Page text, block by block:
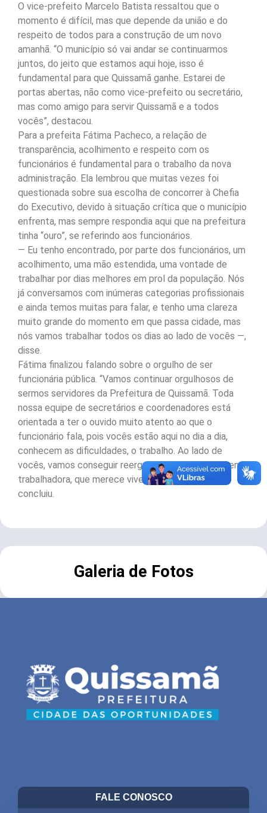
O vice-prefeito Marcelo Batista ressaltou que o
momento é difícil, mas que depende da união e do
respeito de todos para a construção de um novo
amanhã. “O município só vai andar se continuarmos
juntos, do jeito que estamos aqui hoje, isso é
fundamental para que Quissamã ganhe. Estarei de
portas abertas, não como vice-prefeito ou secretário,
mas como amigo para servir Quissamã e a todos
vocês”, destacou.
Para a prefeita Fátima Pacheco, a relação de
transparência, acolhimento e respeito com os
funcionários é fundamental para o trabalho da nova
administração. Ela lembrou que muitas vezes foi
questionada sobre sua escolha de concorrer à Chefia
do Executivo, devido à situação crítica que o município
enfrenta, mas sempre respondia aqui que na prefeitura
tinha “ouro”, se referindo aos funcionários.
— Eu tenho encontrado, por parte dos funcionários, um
acolhimento, uma mão estendida, uma vontade de
trabalhar por dias melhores em prol da população. Nós
já conversamos com inúmeras categorias profissionais
e ainda temos muitas para falar, e tenho uma clareza
muito grande do momento em que passa cidade, mas
nós vamos trabalhar todos os dias ao lado de vocês —,
disse.
Fátima finalizou falando sobre o orgulho de ser
funcionária pública. “Vamos continuar orgulhosos de
sermos servidores da Prefeitura de Quissamã. Toda
nossa equipe de secretários e coordenadores está
orientada a ter o ouvido muito atento ao que o
funcionário fala, pois vocês estão aqui no dia a dia,
conhecem as dificuldades, o trabalho. Ao lado de
vocês, vamos conseguir reerguer essa cidade de gente
trabalhadora, que merece viver dias melhores”,
concluiu.
Galeria de Fotos
FALE CONOSCO